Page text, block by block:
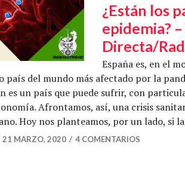
¿Están los
epidemia?
Directa/
España es, en el
país del mundo más afectado por la
es un país que puede sufrir, con
Afrontamos, así, una crisis
Hoy nos planteamos, por un lado, si
21 MARZO, 2020 4 COMENTARIOS